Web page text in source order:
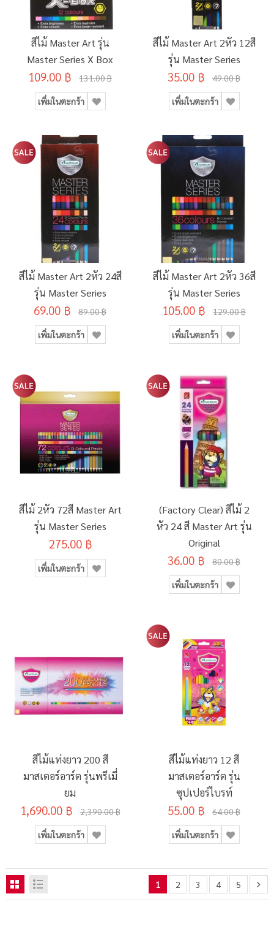
สีไม้ Master Art รุ่น
Master Series X Box
109.00 ฿ 131.00 ฿
เพิ่มในตะกร้า
สีไม้ Master Art 2หัว 12สี
รุ่น Master Series
35.00 ฿ 49.00 ฿
เพิ่มในตะกร้า
สีไม้ Master Art 2หัว 24สี
รุ่น Master Series
69.00 ฿ 89.00 ฿
เพิ่มในตะกร้า
สีไม้ Master Art 2หัว 36สี
รุ่น Master Series
105.00 ฿ 129.00 ฿
เพิ่มในตะกร้า
สีไม้ 2หัว 72สี Master Art
รุ่น Master Series
275.00 ฿
เพิ่มในตะกร้า
(Factory Clear) สีไม้ 2
หัว 24 สี Master Art รุ่น
Original
36.00 ฿ 80.00 ฿
เพิ่มในตะกร้า
สีไม้แท่งยาว 200 สี
มาสเตอร์อาร์ต รุ่นพรีเมี่
ยม
1,690.00 ฿ 2,390.00 ฿
เพิ่มในตะกร้า
สีไม้แท่งยาว 12 สี
มาสเตอร์อาร์ต รุ่น
ซุปเปอร์ไบรท์
55.00 ฿ 64.00 ฿
เพิ่มในตะกร้า
1 2 3 4 5